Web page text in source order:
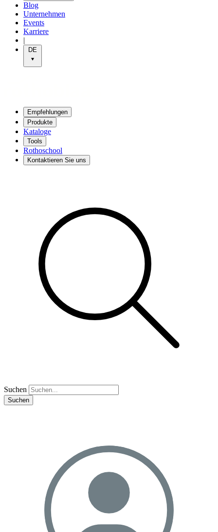
Blog
Unternehmen
Events
Karriere
|
DE
Empfehlungen
Produkte
Kataloge
Tools
Rothoschool
Kontaktieren Sie uns
Suchen
Suchen